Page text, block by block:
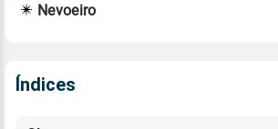
Nevoeiro
Índices